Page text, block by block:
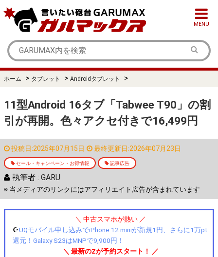
MENU
ホーム > タブレット > Androidタブレット >
11型Android 16タブ「Tabwee T90」の割
引が再開。色々アクセ付きで16,499円
投稿日:2025年07月15日 最終更新日:2026年07月23日
セール・キャンペーン・お得情報 記事広告
執筆者 : GARU
※ 当メディアのリンクにはアフィリエイト広告が含まれています
＼ 中古スマホが熱い ／
☪️UQモバイル申し込みでiPhone 12 miniが新規1円、さらに1万pt
還元！Galaxy S23はMNPで9,900円！
＼ 最新のZが予約スタート！ ／